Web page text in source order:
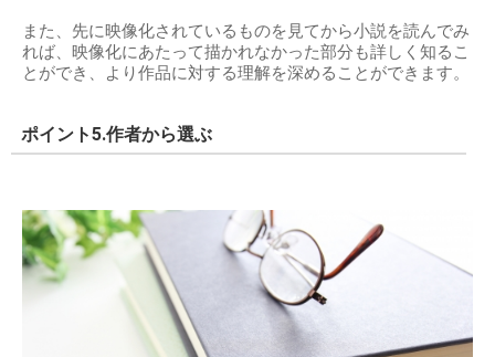
また、先に映像化されているものを見てから小説を読んでみ
れば、映像化にあたって描かれなかった部分も詳しく知るこ
とができ、より作品に対する理解を深めることができます。
ポイント5.作者から選ぶ